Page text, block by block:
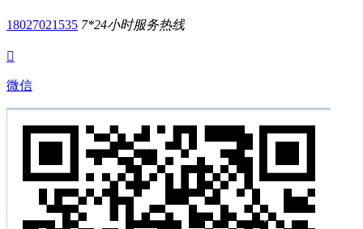
18027021535 7*24小时服务热线

微信